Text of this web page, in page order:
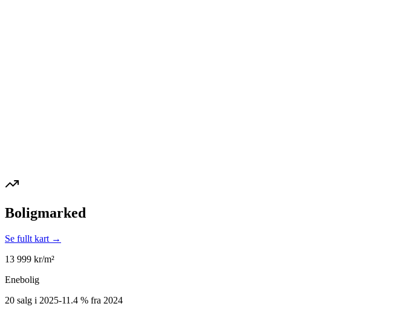
Boligmarked
Se fullt kart →
13 999 kr/m²
Enebolig
20 salg i 2025-11.4 % fra 2024